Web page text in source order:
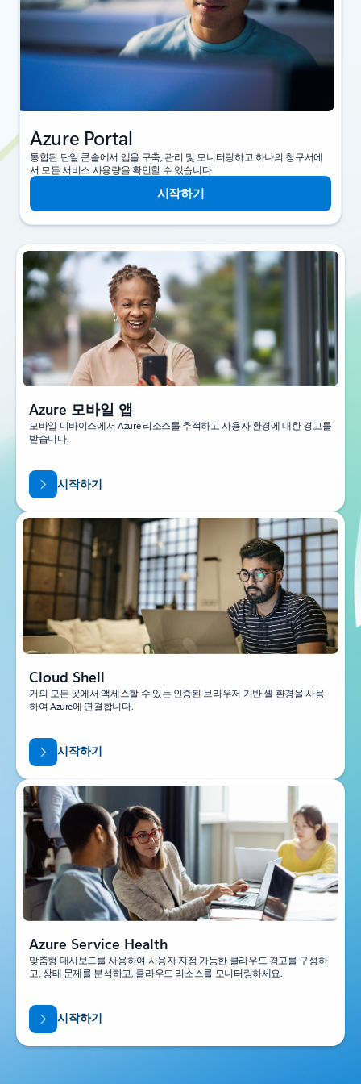
Azure Portal
통합된 단일 콘솔에서 앱을 구축, 관리 및 모니터링하고 하나의 청구서에
서 모든 서비스 사용량을 확인할 수 있습니다.
시작하기
Azure 모바일 앱
모바일 디바이스에서 Azure 리소스를 추적하고 사용자 환경에 대한 경고를
받습니다.
시작하기
Cloud Shell
거의 모든 곳에서 액세스할 수 있는 인증된 브라우저 기반 셸 환경을 사용
하여 Azure에 연결합니다.
시작하기
Azure Service Health
맞춤형 대시보드를 사용하여 사용자 지정 가능한 클라우드 경고를 구성하
고, 상태 문제를 분석하고, 클라우드 리소스를 모니터링하세요.
시작하기